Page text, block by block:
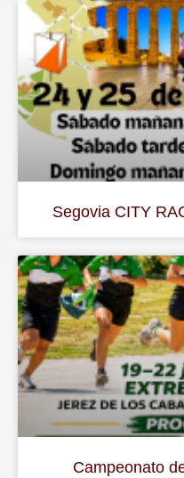
Segovia CITY
Campeonato